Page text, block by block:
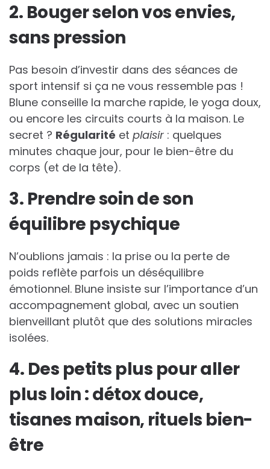
2. Bouger selon vos envies,
sans pression
Pas besoin d’investir dans des séances de
sport intensif si ça ne vous ressemble pas !
Blune conseille la marche rapide, le yoga doux,
ou encore les circuits courts à la maison. Le
secret ? Régularité et plaisir : quelques
minutes chaque jour, pour le bien-être du
corps (et de la tête).
3. Prendre soin de son
équilibre psychique
N’oublions jamais : la prise ou la perte de
poids reflète parfois un déséquilibre
émotionnel. Blune insiste sur l’importance d’un
accompagnement global, avec un soutien
bienveillant plutôt que des solutions miracles
isolées.
4. Des petits plus pour aller
plus loin : détox douce,
tisanes maison, rituels bien-
être